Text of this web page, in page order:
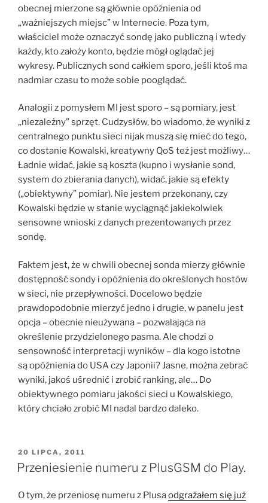
obecnej mierzone są głównie opóźnienia od
„ważniejszych miejsc” w Internecie. Poza tym,
właściciel może oznaczyć sondę jako publiczną i wtedy
każdy, kto założy konto, będzie mógł oglądać jej
wykresy. Publicznych sond całkiem sporo, jeśli ktoś ma
nadmiar czasu to może sobie pooglądać.
Analogii z pomysłem MI jest sporo – są pomiary, jest
„niezależny” sprzęt. Cudzysłów, bo wiadomo, że wyniki z
centralnego punktu sieci nijak muszą się mieć do tego,
co dostanie Kowalski, kreatywny QoS też jest możliwy…
Ładnie widać, jakie są koszta (kupno i wysłanie sond,
system do zbierania danych), widać, jakie są efekty
(„obiektywny” pomiar). Nie jestem przekonany, czy
Kowalski będzie w stanie wyciągnąć jakiekolwiek
sensowne wnioski z danych prezentowanych przez
sondę.
Faktem jest, że w chwili obecnej sonda mierzy głównie
dostępność sondy i opóźnienia do określonych hostów
w sieci, nie przepływności. Docelowo będzie
prawdopodobnie mierzyć jedno i drugie, w panelu jest
opcja – obecnie nieużywana – pozwalająca na
określenie przydzielonego pasma. Ale chodzi o
sensowność interpretacji wyników – dla kogo istotne
są opóźnienia do USA czy Japonii? Jasne, można zebrać
wyniki, jakoś uśrednić i zrobić ranking, ale… Do
obiektywnego pomiaru jakości sieci u Kowalskiego,
który chciało zrobić MI nadal bardzo daleko.
OPUBLIKOWANE
W
20 LIPCA, 2011
Przeniesienie numeru z PlusGSM do Play.
O tym, że przeniosę numeru z Plusaodgrażałem się już